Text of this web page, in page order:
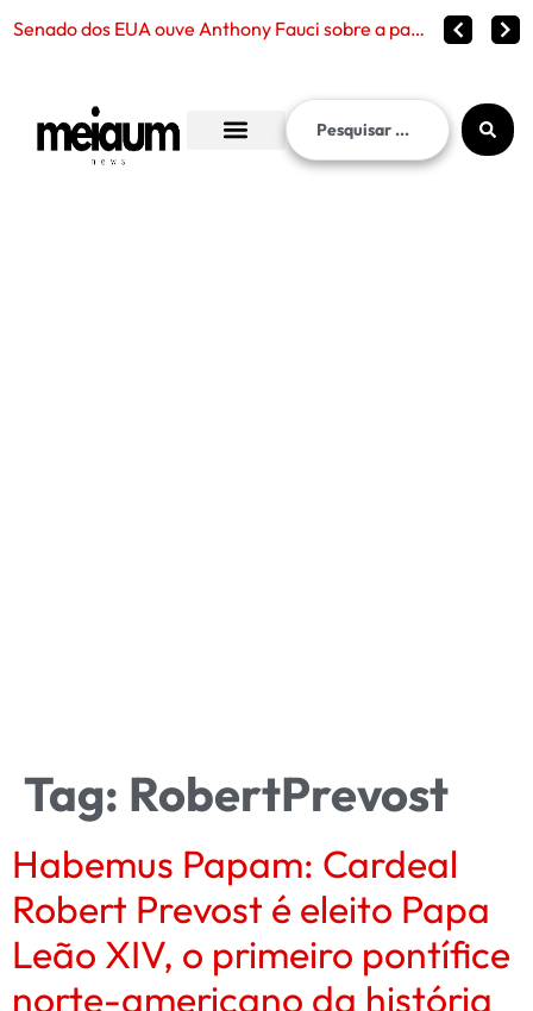
Senado dos EUA ouve Anthony Fauci sobre a pandemia de Covid-19 e reabre debate sobre censura, políticas pública
Tag: RobertPrevost
Habemus Papam: Cardeal
Robert Prevost é eleito Papa
Leão XIV, o primeiro pontífice
norte-americano da história